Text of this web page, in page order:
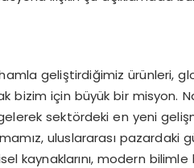
geliştirdiğimiz ürünleri,
bizim için büyük bir misyon.
sektördeki en yeni
uluslararası pazardaki
kaynaklarını, modern